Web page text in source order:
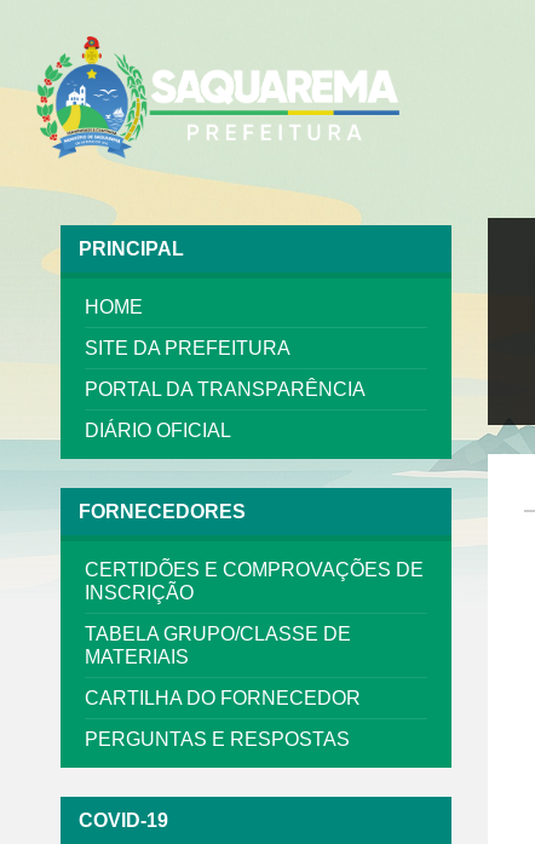
PRINCIPAL
HOME
SITE DA PREFEITURA
PORTAL DA TRANSPARÊNCIA
DIÁRIO OFICIAL
FORNECEDORES
CERTIDÕES E COMPROVAÇÕES DE
INSCRIÇÃO
TABELA GRUPO/CLASSE DE
MATERIAIS
CARTILHA DO FORNECEDOR
PERGUNTAS E RESPOSTAS
COVID-19